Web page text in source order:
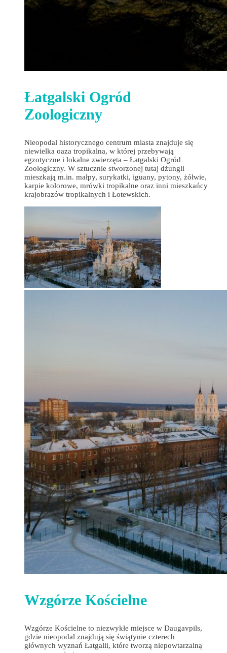
Łatgalski Ogród
Zoologiczny
Nieopodal historycznego centrum miasta znajduje się
niewielka oaza tropikalna, w której przebywają
egzotyczne i lokalne zwierzęta – Łatgalski Ogród
Zoologiczny. W sztucznie stworzonej tutaj dżungli
mieszkają m.in. małpy, surykatki, iguany, pytony, żółwie,
karpie kolorowe, mrówki tropikalne oraz inni mieszkańcy
krajobrazów tropikalnych i Łotewskich.
Wzgórze Kościelne
Wzgórze Kościelne to niezwykłe miejsce w Daugavpils,
gdzie nieopodal znajdują się świątynie czterech
głównych wyznań Łatgalii, które tworzą niepowtarzalną